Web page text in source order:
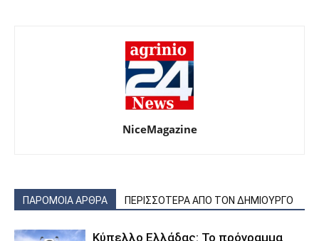
NiceMagazine
ΠΑΡΟΜΟΙΑ ΑΡΘΡΑ ΠΕΡΙΣΣΟΤΕΡΑ ΑΠΟ ΤΟΝ ΔΗΜΙΟΥΡΓΟ
Κύπελλο Ελλάδας: Το πρόγραμμα